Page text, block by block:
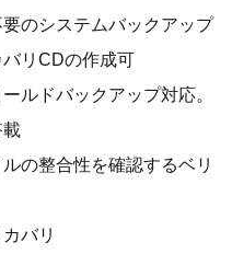
のシステムバックアップ
バリCDの作成可
ルドバックアップ対応。
載
の整合性を確認するベリ
バリ